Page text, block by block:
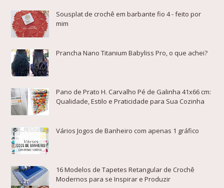
Sousplat de crochê em barbante fio 4 - feito por
mim
Prancha Nano Titanium Babyliss Pro, o que achei?
Pano de Prato H. Carvalho Pé de Galinha 41x66 cm:
Qualidade, Estilo e Praticidade para Sua Cozinha
Vários Jogos de Banheiro com apenas 1 gráfico
16 Modelos de Tapetes Retangular de Crochê
Modernos para se Inspirar e Produzir